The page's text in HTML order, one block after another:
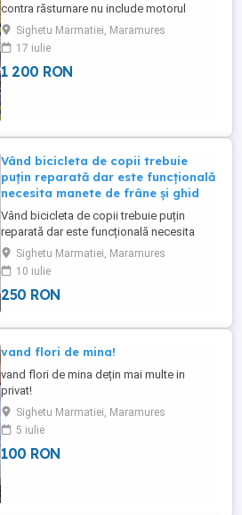
contra răsturnare nu include motorul
Sighetu Marmatiei, Maramures
17 iulie
1 200 RON
Vând bicicleta de copii trebuie
puțin reparată dar este funcțională
necesita manete de frâne și ghid
Vând bicicleta de copii trebuie puțin
reparată dar este funcțională necesita
manete de frâne și ghidonul îndreptat
puțin cablurile de la frâne le are preț 250
Ron prețul de achiziție a fost 1500 Ron !
Sighetu Marmatiei, Maramures
10 iulie
250 RON
vand flori de mina!
vand flori de mina dețin mai multe in
privat!
Sighetu Marmatiei, Maramures
5 iulie
100 RON